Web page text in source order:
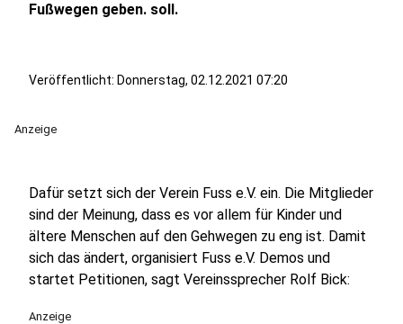
Fußwegen geben. soll.
Veröffentlicht: Donnerstag, 02.12.2021 07:20
Anzeige
Dafür setzt sich der Verein Fuss e.V. ein. Die Mitglieder
sind der Meinung, dass es vor allem für Kinder und
ältere Menschen auf den Gehwegen zu eng ist. Damit
sich das ändert, organisiert Fuss e.V. Demos und
startet Petitionen, sagt Vereinssprecher Rolf Bick:
Anzeige